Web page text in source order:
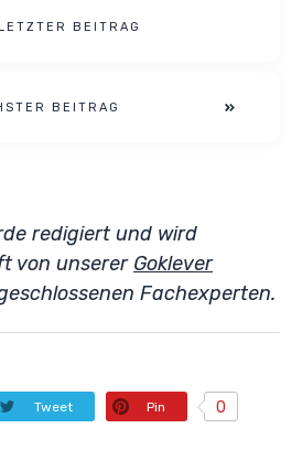
BEITRAG
BEITRAG
redigiert und wird
von unserer Goklever
Fachexperten.
Tweet Pin 0